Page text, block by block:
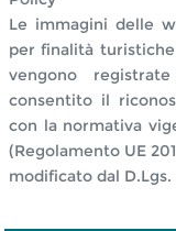
Le immagini delle
per finalità
vengono
consentito il
con la normativa
(Regolamento UE
modificato dal D.Lgs.